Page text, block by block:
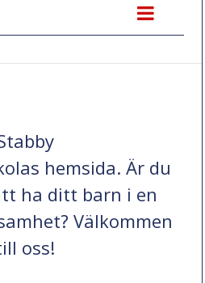
hemsida. Är du
ha ditt barn i en
Välkommen
oss!